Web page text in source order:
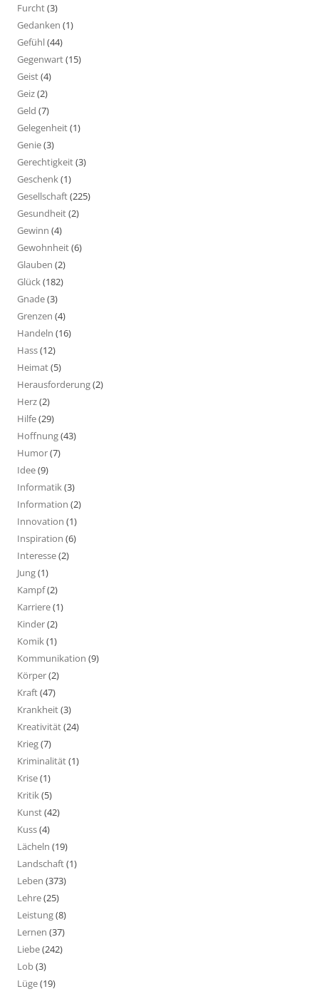
Furcht(3)
Gedanken (1)
Gefühl(44)
Gegenwart(15)
Geist(4)
Geiz(2)
Geld (7)
Gelegenheit(1)
Genie(3)
Gerechtigkeit(3)
Geschenk(1)
Gesellschaft(225)
Gesundheit(2)
Gewinn (4)
Gewohnheit(6)
Glauben (2)
Glück(182)
Gnade(3)
Grenzen (4)
Handeln (16)
Hass(12)
Heimat(5)
Herausforderung(2)
Herz(2)
Hilfe(29)
Hoffnung(43)
Humor(7)
Idee(9)
Informatik(3)
Information (2)
Innovation (1)
Inspiration (6)
Interesse(2)
Jung(1)
Kampf(2)
Karriere(1)
Kinder(2)
Komik(1)
Kommunikation (9)
Körper(2)
Kraft(47)
Krankheit(3)
Kreativität(24)
Krieg(7)
Kriminalität(1)
Krise(1)
Kritik(5)
Kunst(42)
Kuss(4)
Lächeln (19)
Landschaft(1)
Leben (373)
Lehre(25)
Leistung(8)
Lernen (37)
Liebe(242)
Lob(3)
Lüge(19)